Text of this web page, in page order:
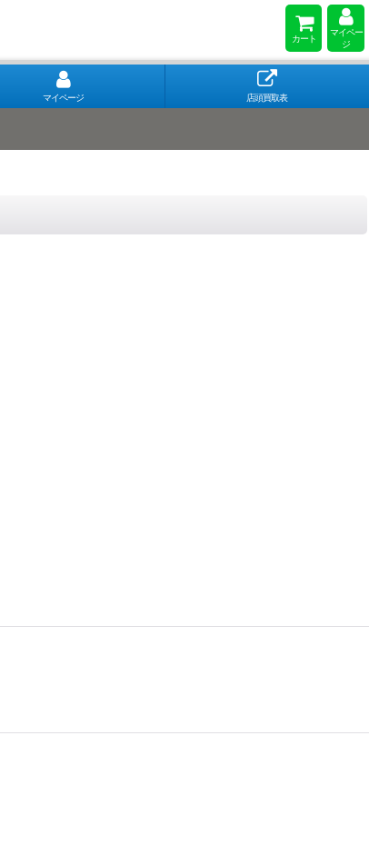
カート
マイペー
ジ
マイページ 店頭買取表